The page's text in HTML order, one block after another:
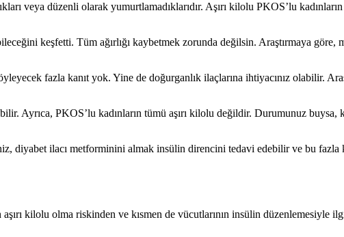
veya düzenli olarak yumurtlamadıklarıdır. Aşırı kilolu PKOS’lu
keşfetti. Tüm ağırlığı kaybetmek zorunda değilsin. Araştırmaya
fazla kanıt yok. Yine de doğurganlık ilaçlarına ihtiyacınız olabilir.
Ayrıca, PKOS’lu kadınların tümü aşırı kilolu değildir. Durumunuz buysa,
diyabet ilacı metforminini almak insülin direncini tedavi edebilir ve bu fazla
kilolu olma riskinden ve kısmen de vücutlarının insülin düzenlemesiyle